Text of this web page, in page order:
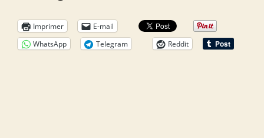
Imprimer
E-mail
WhatsApp
Telegram Reddit